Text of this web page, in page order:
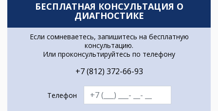
БЕСПЛАТНАЯ КОНСУЛЬТАЦИЯ О
ДИАГНОСТИКЕ
Если сомневаетесь, запишитесь на бесплатную
консультацию.
Или проконсультируйтесь по телефону
+7 (812) 372-66-93
Телефон